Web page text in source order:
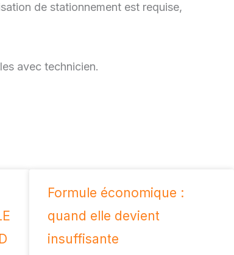
de stationnement est requise,
avec technicien.
Formule économique :
quand elle devient
insuffisante